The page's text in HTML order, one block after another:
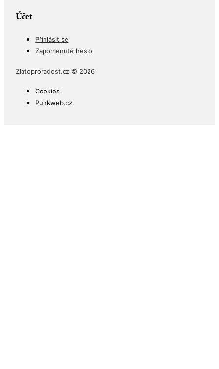
Účet
Přihlásit se
Zapomenuté heslo
Zlatoproradost.cz © 2026
Cookies
Punkweb.cz